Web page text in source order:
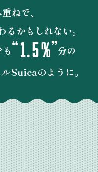
ねで、
るかもしれない。
分の
Suicaのように。